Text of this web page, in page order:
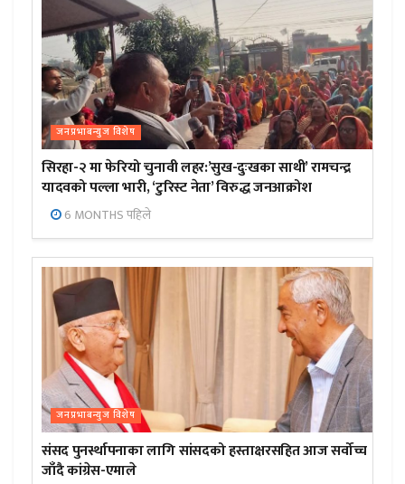
जनप्रभाबन्युज विशेष
सिरहा-२ मा फेरियो चुनावी लहर:’सुख-दुःखका साथी’ रामचन्द्र
यादवको पल्ला भारी, ‘टुरिस्ट नेता’ विरुद्ध जनआक्रोश
6 MONTHS पहिले
जनप्रभाबन्युज विशेष
संसद पुनर्स्थापनाका लागि सांसदको हस्ताक्षरसहित आज सर्वोच्च
जाँदै कांग्रेस-एमाले